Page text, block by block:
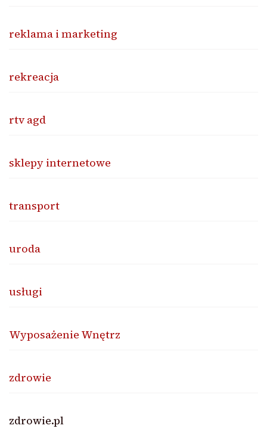
reklama i marketing
rekreacja
rtv agd
sklepy internetowe
transport
uroda
usługi
Wyposażenie Wnętrz
zdrowie
zdrowie.pl